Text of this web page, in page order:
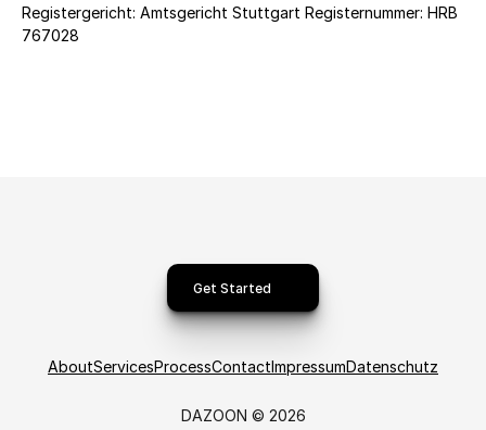
Registergericht: Amtsgericht Stuttgart Registernummer: HRB
767028
Get Started
AboutServicesProcessContactImpressumDatenschutz
DAZOON © 2026